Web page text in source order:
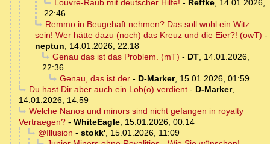
Louvre-Raub mit deutscher Hilfe! - Reffke, 14.01.2026,
22:46
Remmo in Beugehaft nehmen? Das soll wohl ein Witz
sein! Wer hätte dazu (noch) das Kreuz und die Eier?! (owT) -
neptun, 14.01.2026, 22:18
Genau das ist das Problem. (mT) - DT, 14.01.2026,
22:36
Genau, das ist der- D-Marker, 15.01.2026, 01:59
Du hast Dir aber auch ein Lob(o) verdient- D-Marker,
14.01.2026, 14:59
Welche Nanos und minors sind nicht gefangen in royalty
Vertraegen? - WhiteEagle, 15.01.2026, 00:14
@Illusion - stokk', 15.01.2026, 11:09